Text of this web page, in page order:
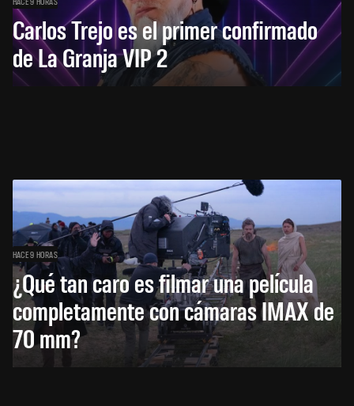
Carlos Trejo es el primer confirmado
de La Granja VIP 2
HACE 9 HORAS
¿Qué tan caro es filmar una película
completamente con cámaras IMAX de
70 mm?